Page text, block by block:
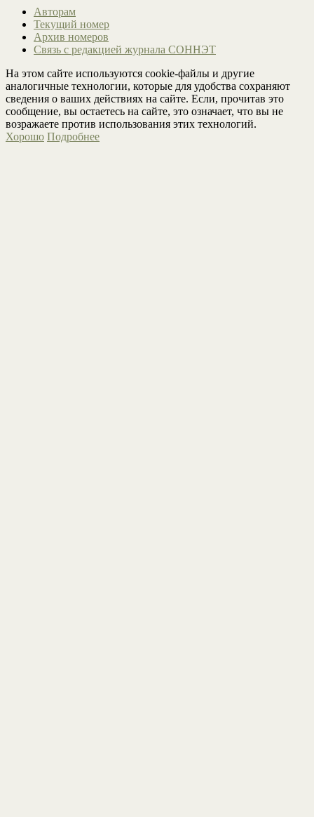
Авторам
Текущий номер
Архив номеров
Связь с редакцией журнала СОННЭТ
На этом сайте используются cookie-файлы и другие
аналогичные технологии, которые для удобства сохраняют
сведения о ваших действиях на сайте. Если, прочитав это
сообщение, вы остаетесь на сайте, это означает, что вы не
возражаете против использования этих технологий.
Хорошо Подробнее